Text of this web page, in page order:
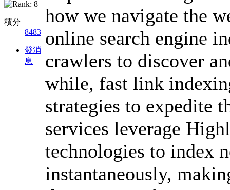
積分
8483
發消
息
how we navigate the
online search engine
crawlers to discover
while, fast link
strategies to expedite
services leverage
technologies to index
instantaneously,